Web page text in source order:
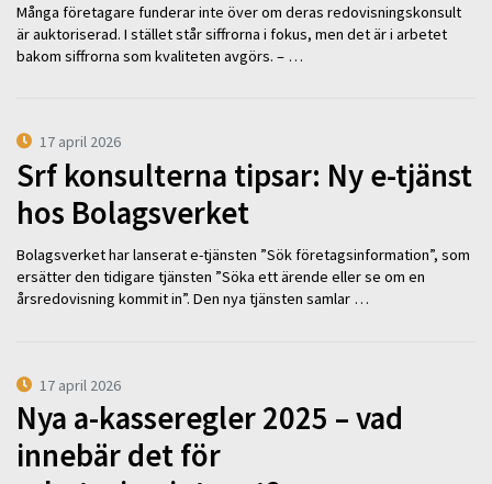
Många företagare funderar inte över om deras redovisningskonsult
är auktoriserad. I stället står siffrorna i fokus, men det är i arbetet
bakom siffrorna som kvaliteten avgörs. – …
17 april 2026
Srf konsulterna tipsar: Ny e-tjänst
hos Bolagsverket
Bolagsverket har lanserat e-tjänsten ”Sök företagsinformation”, som
ersätter den tidigare tjänsten ”Söka ett ärende eller se om en
årsredovisning kommit in”. Den nya tjänsten samlar …
17 april 2026
Nya a-kasseregler 2025 – vad
innebär det för